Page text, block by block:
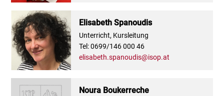
Elisabeth Spanoudis
Tel: 0699/146 000 46
elisabeth.spanoudis@isop.at
Unterricht, Kursleitung
Noura Boukerreche